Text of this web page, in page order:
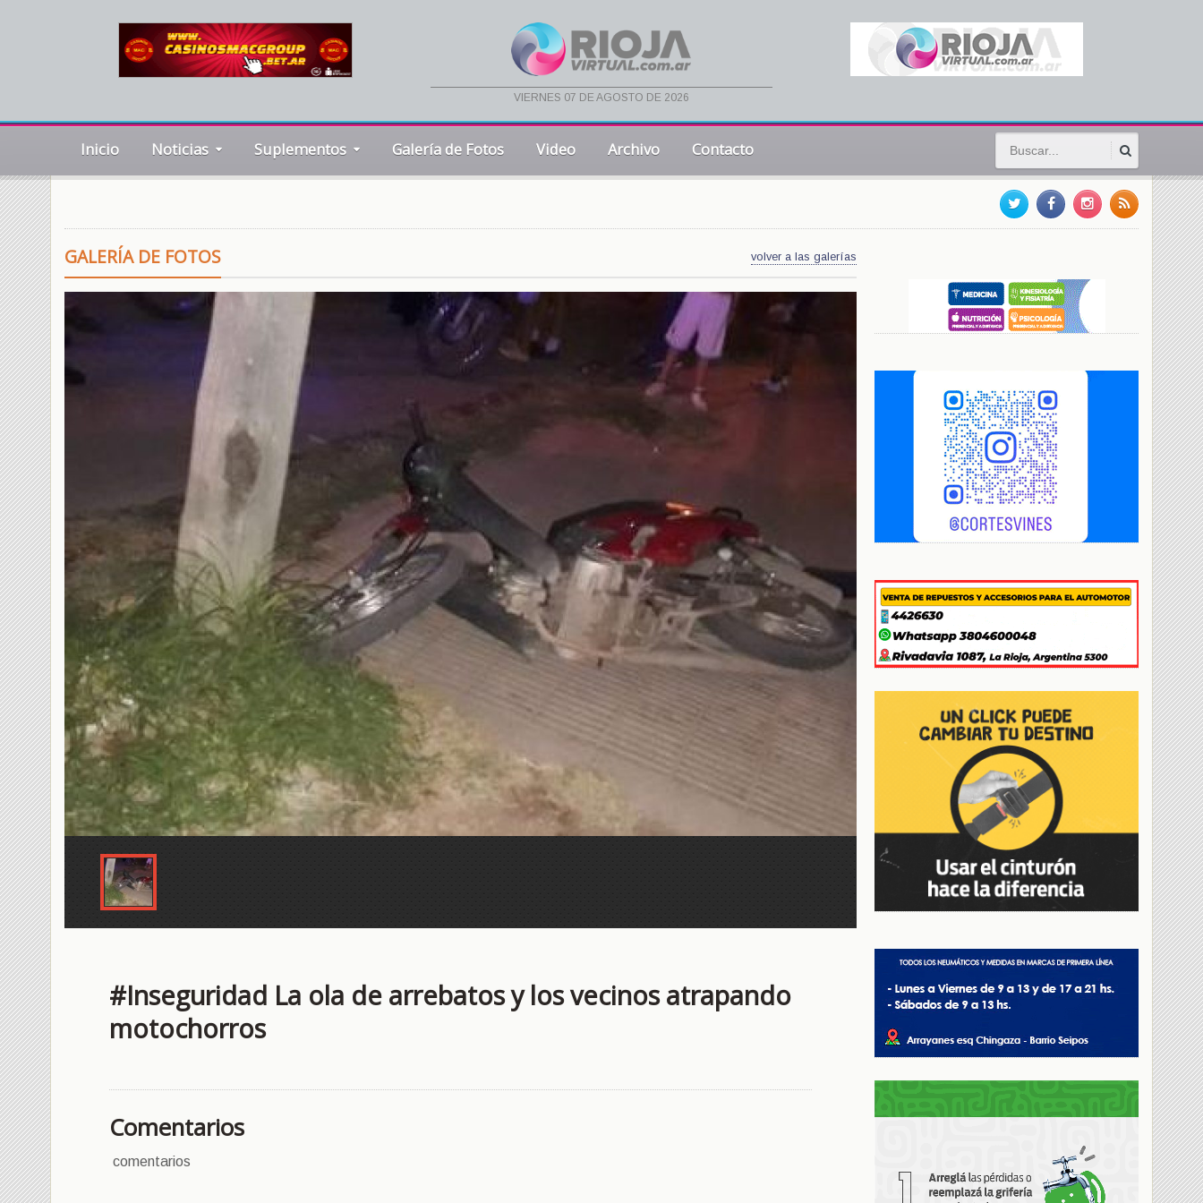
viernes 07 de agosto de 2026
Inicio Noticias Suplementos Galería de Fotos Video Archivo Contacto
volver a las galerías
GALERÍA DE FOTOS
#Inseguridad La ola de arrebatos y los vecinos atrapando
motochorros
Comentarios
comentarios